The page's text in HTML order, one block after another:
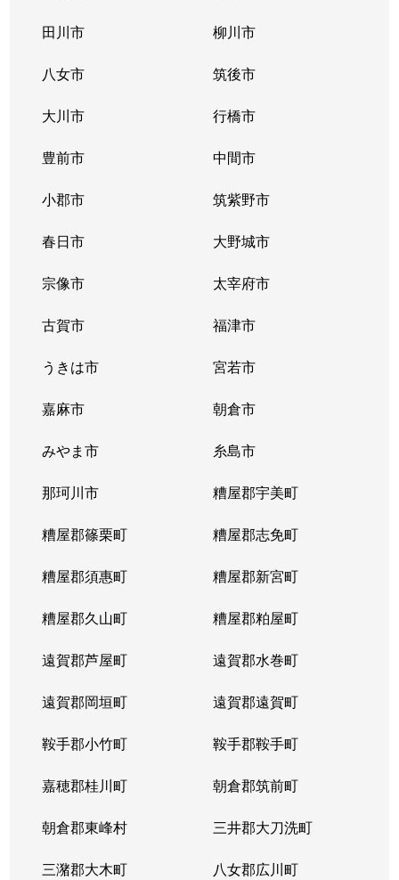
田川市 柳川市
八女市 筑後市
大川市 行橋市
豊前市 中間市
小郡市 筑紫野市
春日市 大野城市
宗像市 太宰府市
古賀市 福津市
うきは市 宮若市
嘉麻市 朝倉市
みやま市 糸島市
那珂川市 糟屋郡宇美町
糟屋郡篠栗町 糟屋郡志免町
糟屋郡須惠町 糟屋郡新宮町
糟屋郡久山町 糟屋郡粕屋町
遠賀郡芦屋町 遠賀郡水巻町
遠賀郡岡垣町 遠賀郡遠賀町
鞍手郡小竹町 鞍手郡鞍手町
嘉穂郡桂川町 朝倉郡筑前町
朝倉郡東峰村 三井郡大刀洗町
三潴郡大木町 八女郡広川町